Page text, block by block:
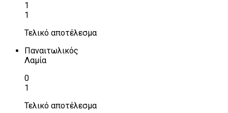
1
1
Τελικό αποτέλεσμα
Παναιτωλικός
Λαμία
0
1
Τελικό αποτέλεσμα